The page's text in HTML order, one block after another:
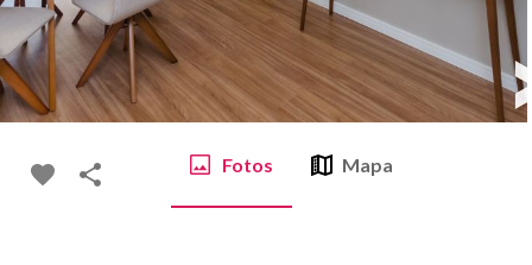
Fotos Mapa